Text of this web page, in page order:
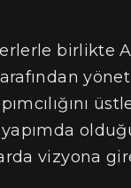
birlikte
vizyona